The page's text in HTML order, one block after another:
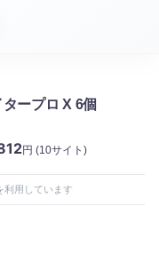
ープロ X 6個
円 (10サイト)
利用しています